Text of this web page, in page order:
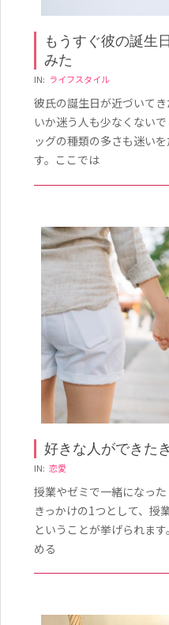
もうすぐ彼の誕生
みた
2020-
06-
10
IN: ライフスタイル
彼氏の誕生日が近づいて
いか迷う人も少なくない
ッグの種類の多さも迷い
す。ここでは
好きな人ができた
2020-
02-
24
IN: 恋愛
授業やゼミで一緒になっ
きっかけの1つとして、授
ということが挙げられま
める